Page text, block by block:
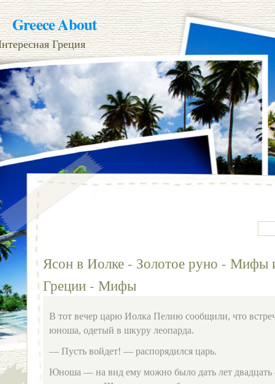
Greece About
Греция
Ясон в Иолке - Золотое руно - Мифы
Греции - Мифы
В тот вечер царю Иолка Пелию сообщили, что
юноша, одетый в шкуру леопарда.
— Пусть войдет! — распорядился царь.
Юноша — на вид ему можно было дать лет